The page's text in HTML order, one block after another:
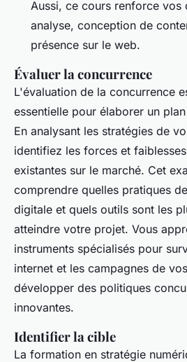
Aussi, ce cours renforce vos
analyse, conception de
présence sur le web.
Évaluer la concurrence
L'évaluation de la concurrence
essentielle pour élaborer un
En analysant les stratégies de
identifiez les forces et
existantes sur le marché. Cet
comprendre quelles pratiques
digitale et quels outils sont les
atteindre votre projet. Vous
instruments spécialisés pour
internet et les campagnes de
développer des politiques
innovantes.
Identifier la cible
La formation en stratégie